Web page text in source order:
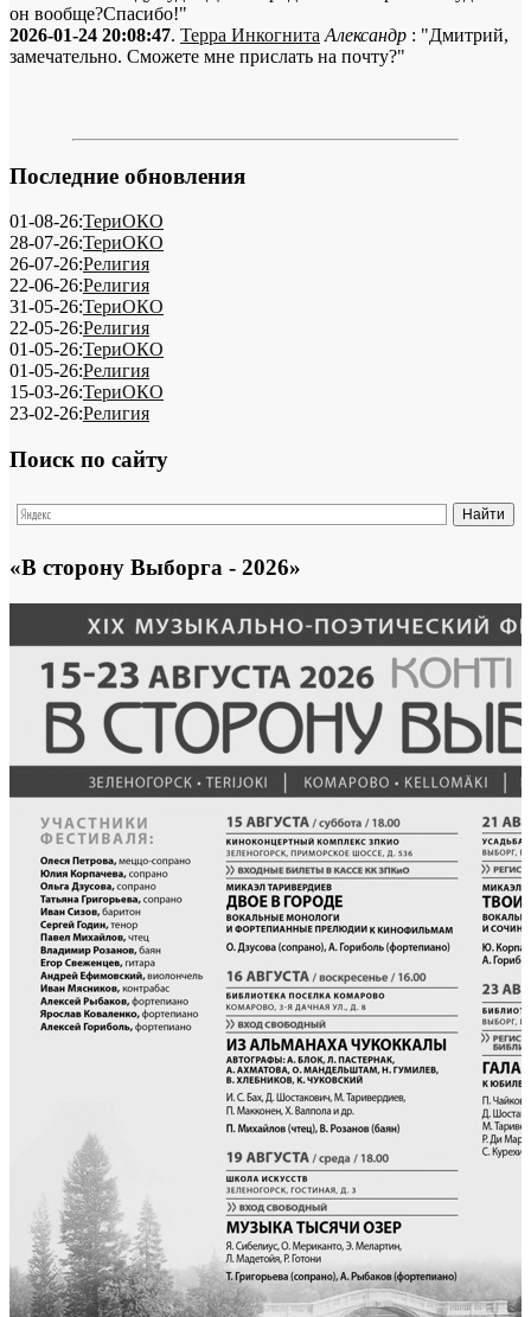
он вообще?Спасибо!"
2026-01-24 20:08:47. Терра Инкогнита Александр : "Дмитрий,
замечательно. Сможете мне прислать на почту?"
Последние обновления
01-08-26:ТериОКО
28-07-26:ТериОКО
26-07-26:Религия
22-06-26:Религия
31-05-26:ТериОКО
22-05-26:Религия
01-05-26:ТериОКО
01-05-26:Религия
15-03-26:ТериОКО
23-02-26:Религия
Поиск по сайту
«В сторону Выборга - 2026»